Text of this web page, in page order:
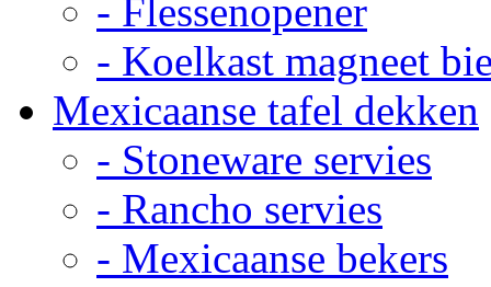
- Flessenopener
- Koelkast magneet
Mexicaanse tafel dekken
- Stoneware servies
- Rancho servies
- Mexicaanse bekers